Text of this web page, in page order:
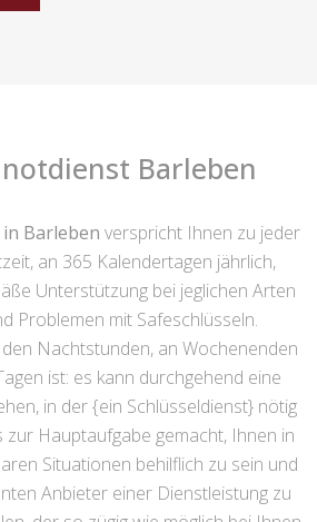
Barleben
Barleben verspricht Ihnen zu jeder
an 365 Kalendertagen jährlich,
Unterstützung bei jeglichen Arten
Problemen mit Safeschlüsseln.
Nachtstunden, an Wochenenden
ist: es kann durchgehend eine
in der {ein Schlüsseldienst} nötig
zur Hauptaufgabe gemacht, Ihnen in
Situationen behilflich zu sein und
Anbieter einer Dienstleistung zu